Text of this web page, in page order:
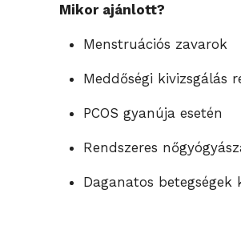
Mikor ajánlott?
Menstruációs zavarok
Meddőségi kivizsgálás
PCOS gyanúja esetén
Rendszeres
Daganatos betegségek